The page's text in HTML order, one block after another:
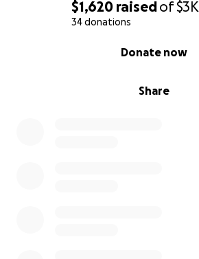
$1,620 raisedof$3K
34 donations
Share
Donate now